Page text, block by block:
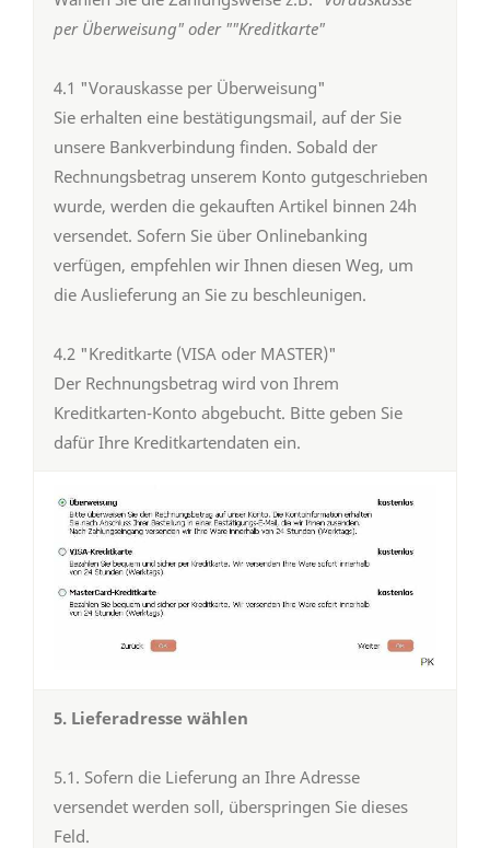
per Überweisung" oder ""Kreditkarte"
4.1 "Vorauskasse per Überweisung"
Sie erhalten eine bestätigungsmail, auf der Sie
unsere Bankverbindung finden. Sobald der
Rechnungsbetrag unserem Konto gutgeschrieben
wurde, werden die gekauften Artikel binnen 24h
versendet. Sofern Sie über Onlinebanking
verfügen, empfehlen wir Ihnen diesen Weg, um
die Auslieferung an Sie zu beschleunigen.
4.2 "Kreditkarte (VISA oder MASTER)"
Der Rechnungsbetrag wird von Ihrem
Kreditkarten-Konto abgebucht. Bitte geben Sie
dafür Ihre Kreditkartendaten ein.
5. Lieferadresse wählen
5.1. Sofern die Lieferung an Ihre Adresse
versendet werden soll, überspringen Sie dieses
Feld.